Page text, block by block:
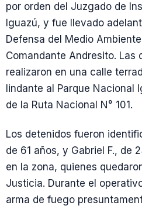
por orden del Juzgado de
Iguazú, y fue llevado
Defensa del Medio
Comandante Andresito. Las
realizaron en una calle
lindante al Parque Nacional
de la Ruta Nacional N° 101.
Los detenidos fueron
de 61 años, y Gabriel F., de
en la zona, quienes
Justicia. Durante el
arma de fuego